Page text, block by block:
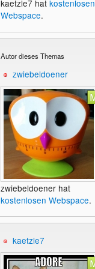
kaetzle7 hat kostenlosen
Webspace.
Autor dieses Themas
zwiebeldoener
zwiebeldoener hat
kostenlosen Webspace.
kaetzle7